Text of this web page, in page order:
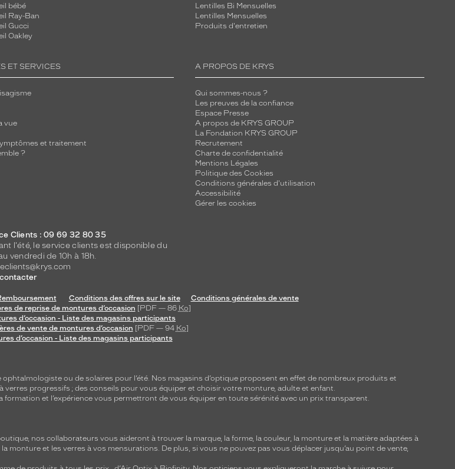
bébé
Ray-Ban
Gucci
Oakley
Lentilles Bi Mensuelles
Lentilles Mensuelles
Produits d'entretien
ET SERVICES
vue
et traitement
?
A PROPOS DE KRYS
Qui sommes-nous ?
Les preuves de la confiance
Espace Presse
A propos de KRYS GROUP
La Fondation KRYS GROUP
Recrutement
Charte de confidentialité
Mentions Légales
Politique des Cookies
Conditions générales d'utilisation
Accessibilité
Gérer les cookies
Clients : 09 69 32 80 35
l'été, le service clients est disponible du
vendredi de 10h à 18h.
Conditions des offres sur le site
Conditions générales de vente
de reprise de montures d’occasion [PDF — 86 Ko]
d’occasion - Liste des magasins participants
de vente de montures d’occasion [PDF — 94 Ko]
d’occasion - Liste des magasins participants
ophtalmologiste ou de solaires pour l’été. Nos magasins d’optique proposent en effet de nombreux produits et
verres progressifs ; des conseils pour vous équiper et choisir votre monture, adulte et enfant.
et l’expérience vous permettront de vous équiper en toute sérénité avec un prix transparent.
nos collaborateurs vous aideront à trouver la marque, la forme, la couleur, la monture et la matière adaptées à
et les verres à vos mensurations. De plus, si vous ne pouvez pas vous déplacer jusqu’au point de vente,